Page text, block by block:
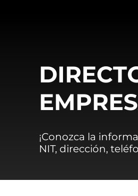
¡Conozca la
NIT, dirección,